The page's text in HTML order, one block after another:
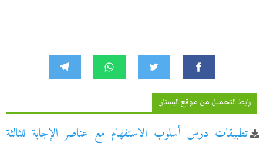
رابط التحميل من موقع البستان
تطبيقات درس أسلوب الاستفهام مع عناصر الإجابة للثالثة